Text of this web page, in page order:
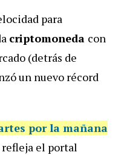
para
criptomoneda con
(detrás de
un nuevo récord
por la mañana
refleja el portal